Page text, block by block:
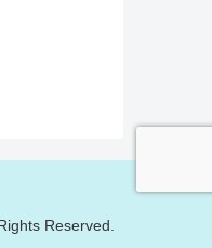
Reserved.